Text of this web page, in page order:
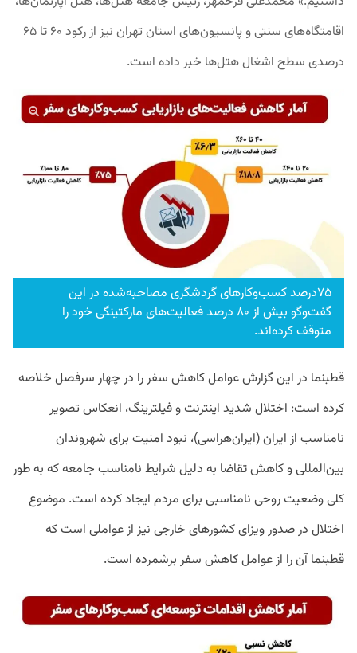
اقامتگاه‌های سنتی و پانسیون‌های استان تهران نیز از رکود ۶۰ تا ۶۵
درصدی سطح اشغال هتل‌ها خبر داده است.
۷۵درصد کسب‌وکارهای گردشگری مصاحبه‌شده در این
گفت‌وگو بیش از ۸۰ درصد فعالیت‌های مارکتینگی خود را
متوقف کرده‌اند.
قطبنما در این گزارش عوامل کاهش سفر را در چهار سرفصل خلاصه
کرده است: اختلال شدید اینترنت و فیلترینگ، انعکاس تصویر
نامناسب از ایران (ایران‌هراسی)، نبود امنیت برای شهروندان
بین‌المللی و کاهش تقاضا به دلیل شرایط نامناسب جامعه که به طور
کلی وضعیت روحی نامناسبی برای مردم ایجاد کرده است. موضوع
اختلال در صدور ویزای کشورهای خارجی نیز از عواملی است که
قطبنما آن را از عوامل کاهش سفر برشمرده است.